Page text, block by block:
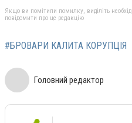
Якщо ви помітили помилку, виділіть
повідомити про це редакцію
#БРОВАРИ КАЛИТА КОРУПЦІЯ
Головний редактор